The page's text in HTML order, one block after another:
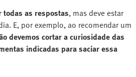
as respostas, mas deve estar
E, por exemplo, ao recomendar um
devemos cortar a curiosidade das
indicadas para saciar essa